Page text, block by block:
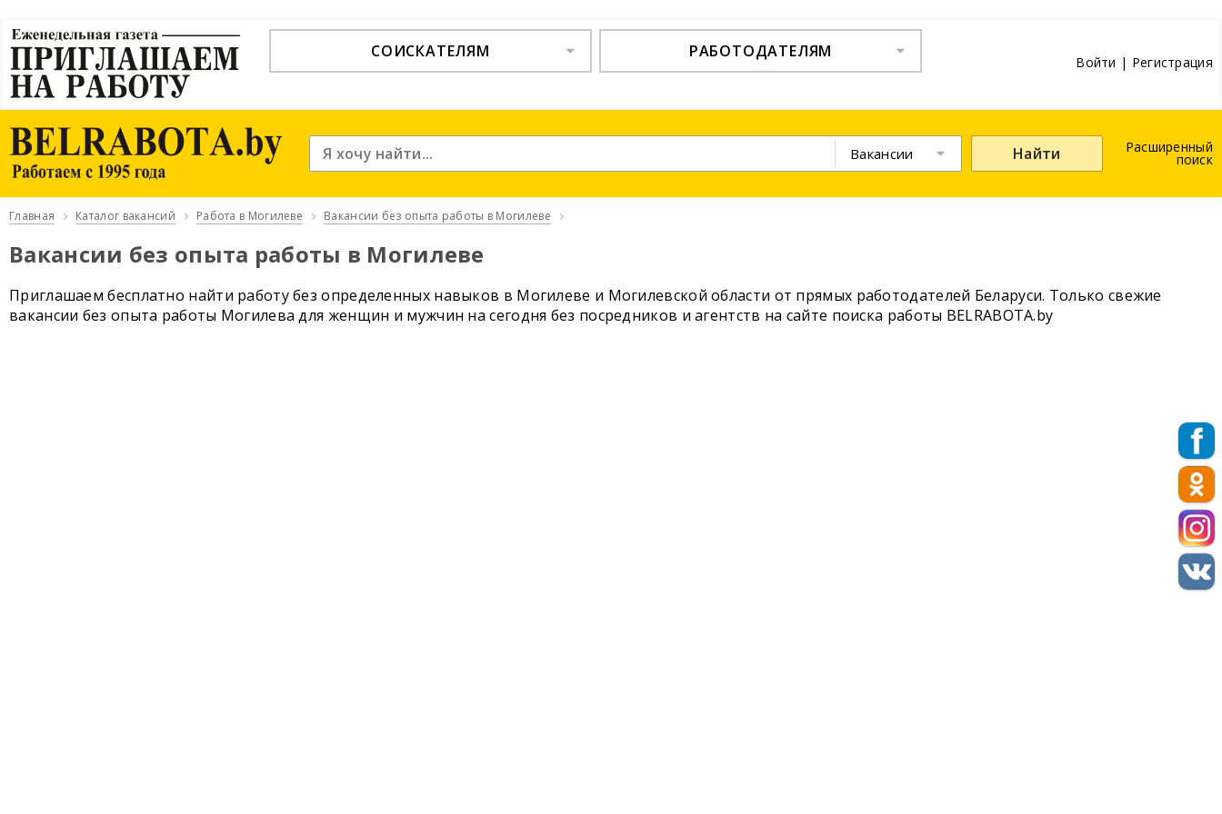
СОИСКАТЕЛЯМ РАБОТОДАТЕЛЯМ
Войти | Регистрация
Вакансии Найти Расширенный
поиск
Главная Каталог вакансий Работа в Могилеве Вакансии без опыта работы в Могилеве
Вакансии без опыта работы в Могилеве
Приглашаем бесплатно найти работу без определенных навыков в Могилеве и Могилевской области от прямых работодателей Беларуси. Только свежие
вакансии без опыта работы Могилева для женщин и мужчин на сегодня без посредников и агентств на сайте поиска работы BELRABOTA.by